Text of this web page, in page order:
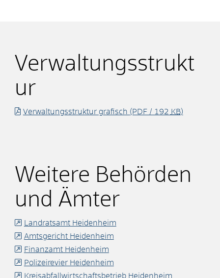
Verwaltungsstrukt
ur
Verwaltungsstruktur grafisch (PDF / 192 KB)
Weitere Behörden
und Ämter
Landratsamt Heidenheim
Amtsgericht Heidenheim
Finanzamt Heidenheim
Polizeirevier Heidenheim
Kreisabfallwirtschaftsbetrieb Heidenheim